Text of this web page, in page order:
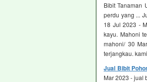
Bibit Tanaman
perdu yang ...
18 Jul 2023 -
kayu. Mahoni
mahoni/ 30
terjangkau.
Jual Bibit
Mar 2023 - jual